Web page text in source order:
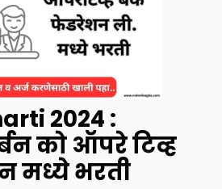
2024 :
को ऑपरे टिव्ह
मध्ये भरती